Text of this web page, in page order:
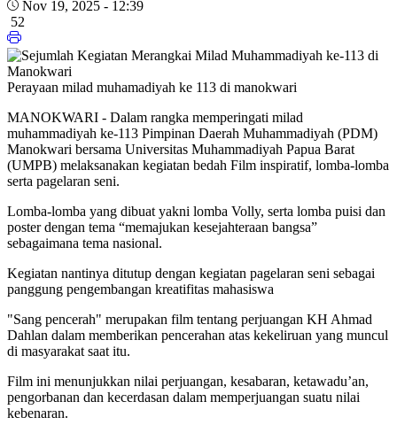
Nov 19, 2025 - 12:39
52
Perayaan milad muhamadiyah ke 113 di manokwari
MANOKWARI - Dalam rangka memperingati milad
muhammadiyah ke-113 Pimpinan Daerah Muhammadiyah (PDM)
Manokwari bersama Universitas Muhammadiyah Papua Barat
(UMPB) melaksanakan kegiatan bedah Film inspiratif, lomba-lomba
serta pagelaran seni.
Lomba-lomba yang dibuat yakni lomba Volly, serta lomba puisi dan
poster dengan tema “memajukan kesejahteraan bangsa”
sebagaimana tema nasional.
Kegiatan nantinya ditutup dengan kegiatan pagelaran seni sebagai
panggung pengembangan kreatifitas mahasiswa
"Sang pencerah" merupakan film tentang perjuangan KH Ahmad
Dahlan dalam memberikan pencerahan atas kekeliruan yang muncul
di masyarakat saat itu.
Film ini menunjukkan nilai perjuangan, kesabaran, ketawadu’an,
pengorbanan dan kecerdasan dalam memperjuangan suatu nilai
kebenaran.